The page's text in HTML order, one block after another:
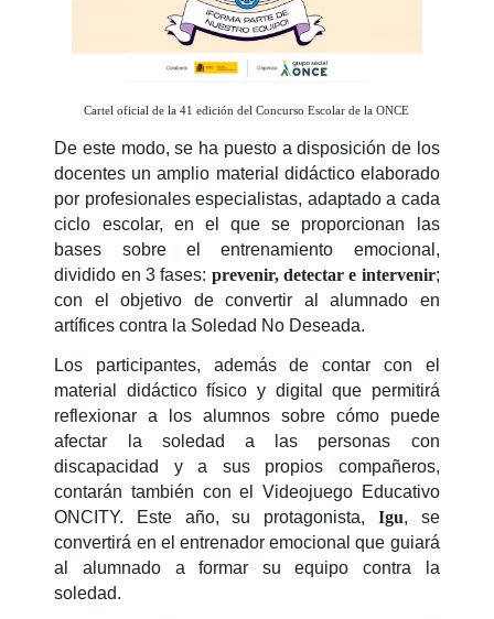
Cartel oficial de la 41 edición del Concurso Escolar de la ONCE
De este modo, se ha puesto a disposición de los
docentes un amplio material didáctico elaborado
por profesionales especialistas, adaptado a cada
ciclo escolar, en el que se proporcionan las
bases sobre el entrenamiento emocional,
dividido en 3 fases: prevenir, detectar e intervenir;
con el objetivo de convertir al alumnado en
artífices contra la Soledad No Deseada.
Los participantes, además de contar con el
material didáctico físico y digital que permitirá
reflexionar a los alumnos sobre cómo puede
afectar la soledad a las personas con
discapacidad y a sus propios compañeros,
contarán también con el Videojuego Educativo
ONCITY. Este año, su protagonista, Igu, se
convertirá en el entrenador emocional que guiará
al alumnado a formar su equipo contra la
soledad.